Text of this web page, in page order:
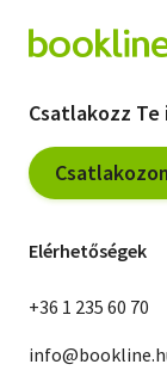
Csatlakozz
Elérhetőségek
+36 1 235 60 70